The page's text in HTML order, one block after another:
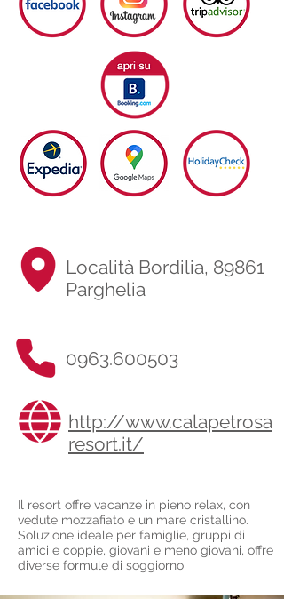
Località Bordilia, 89861
Parghelia
0963.600503
http://www.calapetrosa
resort.it/
Il resort offre vacanze in pieno relax, con
vedute mozzafiato e un mare cristallino.
Soluzione ideale per famiglie, gruppi di
amici e coppie, giovani e meno giovani, offre
diverse formule di soggiorno